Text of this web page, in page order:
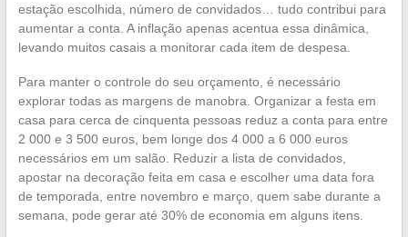
estação escolhida, número de convidados… tudo contribui para
aumentar a conta. A inflação apenas acentua essa dinâmica,
levando muitos casais a monitorar cada item de despesa.
Para manter o controle do seu orçamento, é necessário
explorar todas as margens de manobra. Organizar a festa em
casa para cerca de cinquenta pessoas reduz a conta para entre
2 000 e 3 500 euros, bem longe dos 4 000 a 6 000 euros
necessários em um salão. Reduzir a lista de convidados,
apostar na decoração feita em casa e escolher uma data fora
de temporada, entre novembro e março, quem sabe durante a
semana, pode gerar até 30% de economia em alguns itens.